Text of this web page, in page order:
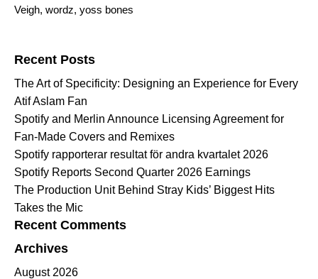
Veigh, wordz, yoss bones
Recent Posts
The Art of Specificity: Designing an Experience for Every
Atif Aslam Fan
Spotify and Merlin Announce Licensing Agreement for
Fan-Made Covers and Remixes
Spotify rapporterar resultat för andra kvartalet 2026
Spotify Reports Second Quarter 2026 Earnings
The Production Unit Behind Stray Kids’ Biggest Hits
Takes the Mic
Recent Comments
Archives
August 2026